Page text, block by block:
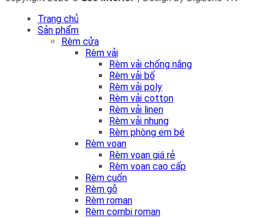
Trang chủ
Sản phẩm
Rèm cửa
Rèm vải
Rèm vải chống nắng
Rèm vải bố
Rèm vải poly
Rèm vải cotton
Rèm vải linen
Rèm vải nhung
Rèm phòng em bé
Rèm voan
Rèm voan giá rẻ
Rèm voan cao cấp
Rèm cuốn
Rèm gỗ
Rèm roman
Rèm combi roman